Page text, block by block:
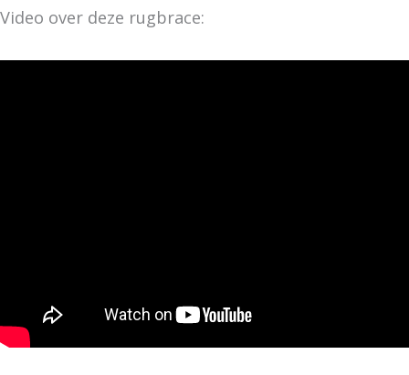
Video over deze rugbrace: